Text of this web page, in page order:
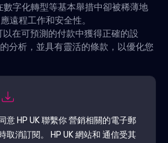
數字化轉型等基本舉措中卻被稀薄地
遠程工作和安全性。
在可預測的付款中獲得正確的設
分析，並具有靈活的條款，以優化您
意 HP UK聯繫你 營銷相關的電子郵
取消訂閱。
HP UK網站和 通信受其